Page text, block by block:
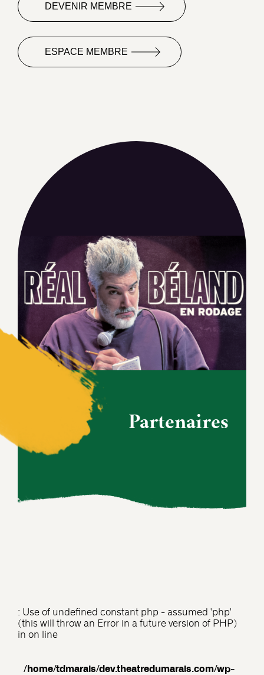
DEVENIR MEMBRE
ESPACE MEMBRE
Partenaires
: Use of undefined constant php - assumed 'php'
(this will throw an Error in a future version of PHP)
in on line
/home/tdmarais/dev.theatredumarais.com/wp-